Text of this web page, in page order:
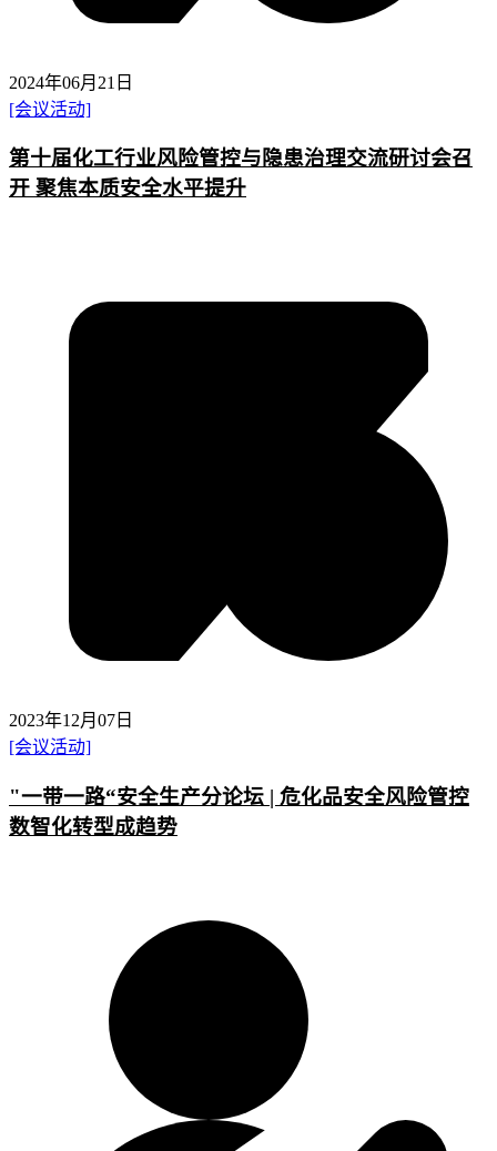
2024年06月21日
[会议活动]
第十届化工行业风险管控与隐患治理交流研讨会召
开 聚焦本质安全水平提升
2023年12月07日
[会议活动]
"一带一路“安全生产分论坛 | 危化品安全风险管控
数智化转型成趋势